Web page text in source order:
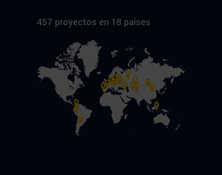
457 proyectos en 18 países